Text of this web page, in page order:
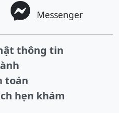
Messenger
thông tin
toán
hẹn khám